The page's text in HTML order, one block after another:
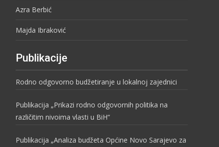
Azra Berbić
Majda Ibraković
Publikacije
Rodno odgovorno budžetiranje u lokalnoj zajednici
Publikacija „Prikazi rodno odgovornih politika na
različitim nivoima vlasti u BiH“
Publikacija „Analiza budžeta Općine Novo Sarajevo za